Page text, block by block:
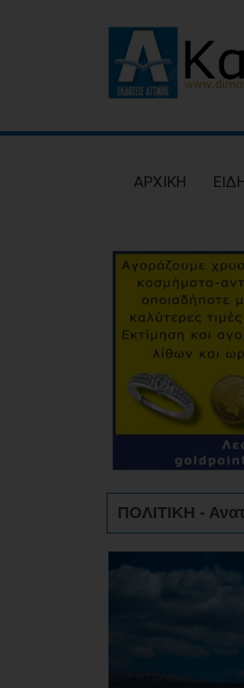
ΕΙΔΗΣΕΙΣ
ΟΙΚΟΝΟΜΙΑ
ΑΘΛΗΤΙΣΜΟΣ
ΠΟΛΙΤΙΣΜΟΣ
LIFESTYLE
AΡΧΙΚΗ
ΠΟΛΙΤΙΚΗ -